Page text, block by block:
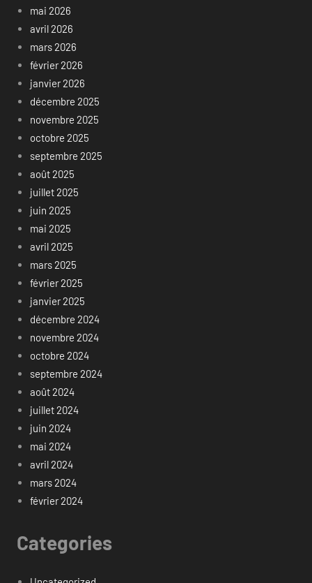
mai 2026
avril 2026
mars 2026
février 2026
janvier 2026
décembre 2025
novembre 2025
octobre 2025
septembre 2025
août 2025
juillet 2025
juin 2025
mai 2025
avril 2025
mars 2025
février 2025
janvier 2025
décembre 2024
novembre 2024
octobre 2024
septembre 2024
août 2024
juillet 2024
juin 2024
mai 2024
avril 2024
mars 2024
février 2024
Categories